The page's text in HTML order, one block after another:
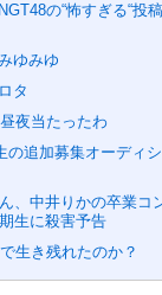
の“怖すぎる“投
ゆみゆ
タ
夜当たったわ
の追加募集オーディ
、中井りかの卒業コ
生に殺害予告
生き残れたのか？